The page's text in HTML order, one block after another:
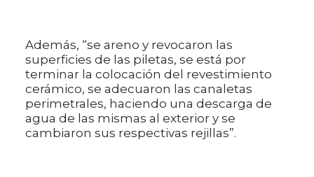
Además, “se areno y revocaron las
superficies de las piletas, se está por
terminar la colocación del revestimiento
cerámico, se adecuaron las canaletas
perimetrales, haciendo una descarga de
agua de las mismas al exterior y se
cambiaron sus respectivas rejillas”.